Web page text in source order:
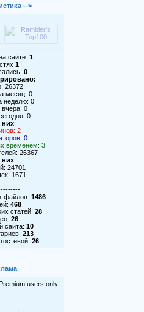
-->
сайте: 1
1
0
26372
месяц: 0
неделю: 0
0
0
них
2
0
временем: 3
26367
них
24701
1671
файлов: 1486
468
статей: 28
26
сайта: 10
213
26
users only!